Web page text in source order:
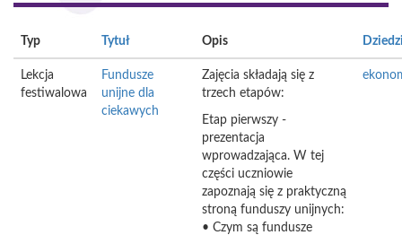
Typ Tytuł Opis
Lekcja
festiwalowa
Fundusze
unijne dla
ciekawych
Zajęcia składają się z
trzech etapów:
Etap pierwszy -
prezentacja
wprowadzająca. W tej
części uczniowie
zapoznają się z praktyczną
stroną funduszy unijnych:
• Czym są fundusze